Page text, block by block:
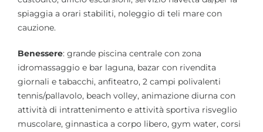
spiaggia a orari stabiliti, noleggio di teli mare con
cauzione.
Benessere: grande piscina centrale con zona
idromassaggio e bar laguna, bazar con rivendita
giornali e tabacchi, anfiteatro, 2 campi polivalenti
tennis/pallavolo, beach volley, animazione diurna con
attività di intrattenimento e attività sportiva risveglio
muscolare, ginnastica a corpo libero, gym water, corsi